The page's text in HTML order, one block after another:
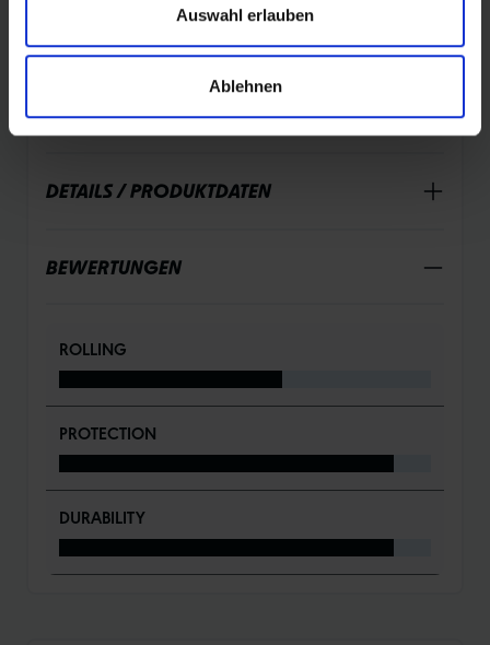
Auswahl erlauben
Ablehnen
Lauffläche sorgt die RaceGuard-Schicht, den Schutz der
Seitenwand übernimmt das Snakeskin-Material. Wie
DETAILS / PRODUKTDATEN
BEWERTUNGEN
ROLLING
PROTECTION
DURABILITY